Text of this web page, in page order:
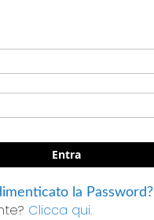
Entra
la Password?
Clicca qui.